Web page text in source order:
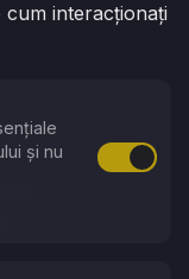
interacționați
și nu
Activare